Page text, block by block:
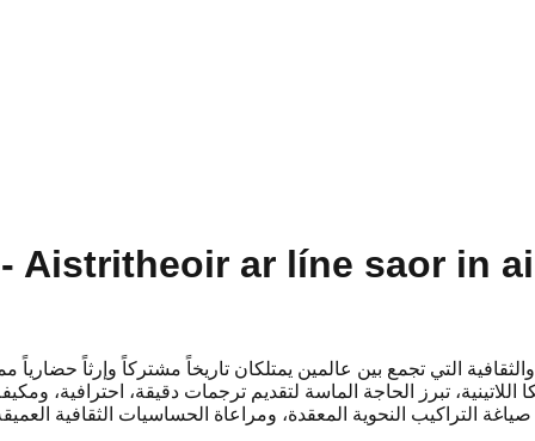
ar líne saor in
التي تجمع بين عالمين يمتلكان تاريخاً مشتركاً وإرثاً حضارياً
اللاتينية، تبرز الحاجة الماسة لتقديم ترجمات دقيقة، احترافية،